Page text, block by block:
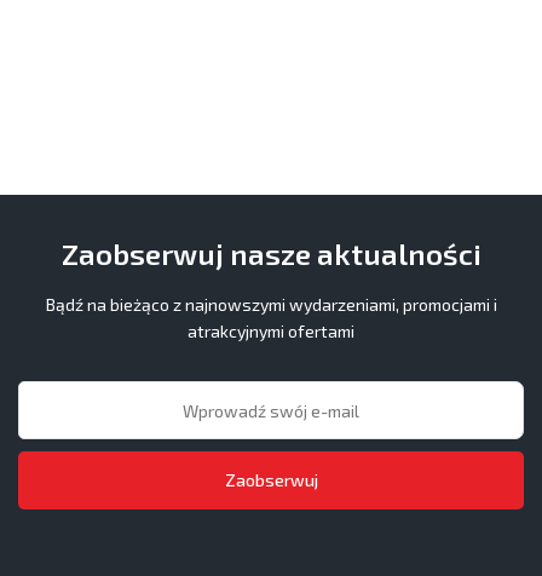
Zaobserwuj nasze aktualności
Bądź na bieżąco z najnowszymi wydarzeniami, promocjami i
atrakcyjnymi ofertami
Zaobserwuj